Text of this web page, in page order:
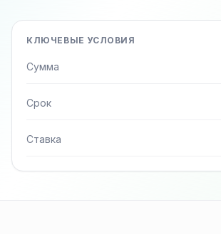
КЛЮЧЕВЫЕ УСЛОВИЯ
Сумма
Срок
Ставка